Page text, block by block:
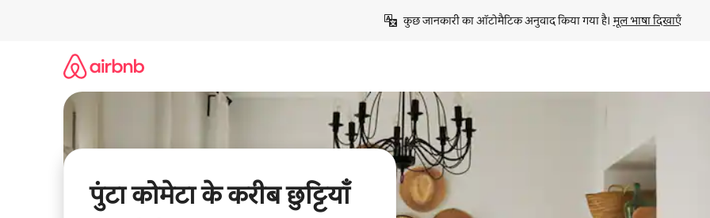
कुछ जानकारी का ऑटोमैटिक अनुवाद किया गया है। मूल भाषा दिखाएँ
पुंटा कोमेटा के करीब छुट्टियाँ